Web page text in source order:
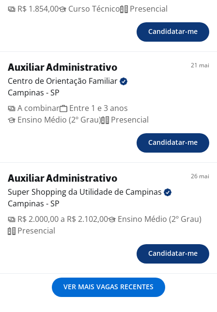
R$ 1.854,00
Curso Técnico Presencial
Candidatar-me
Auxiliar Administrativo 21 mai
Centro de Orientação Familiar
Campinas - SP
A combinar
Entre 1 e 3 anos
Ensino Médio (2º Grau)
Presencial
Candidatar-me
Auxiliar Administrativo 26 mai
Super Shopping da Utilidade de Campinas
Campinas - SP
R$ 2.000,00 a R$ 2.102,00
Ensino Médio (2º Grau)
Presencial
Candidatar-me
VER MAIS VAGAS RECENTES